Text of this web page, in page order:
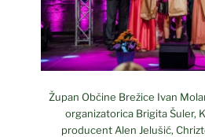
Župan Občine Brežice Ivan
organizatorica Brigita Šuler,
producent Alen Jelušić,